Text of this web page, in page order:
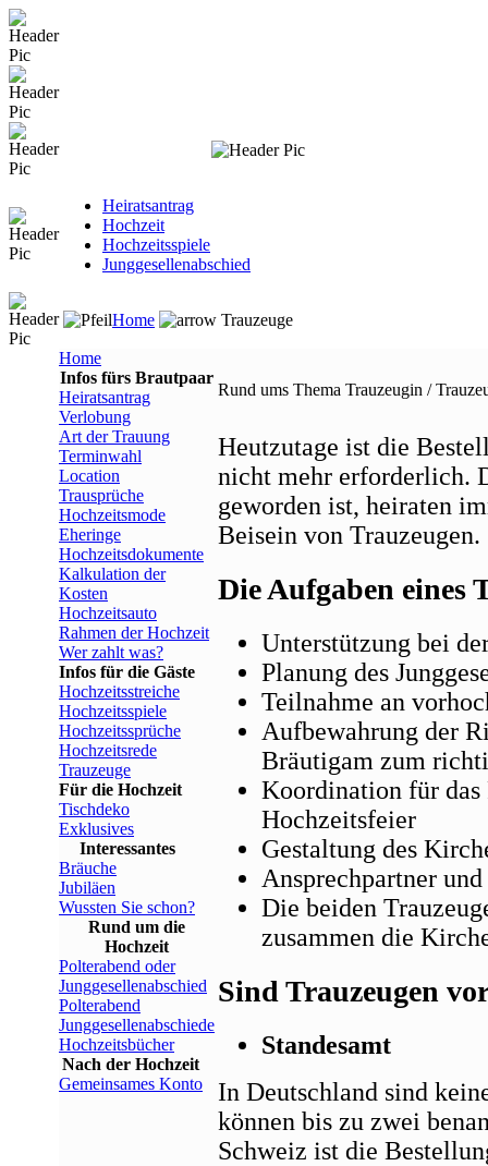
Heiratsantrag
Hochzeit
Hochzeitsspiele
Junggesellenabschied
Home Trauzeuge
Home
Infos fürs Brautpaar
Heiratsantrag
Verlobung
Art der Trauung
Terminwahl
Location
Trausprüche
Hochzeitsmode
Eheringe
Hochzeitsdokumente
Kalkulation der
Kosten
Hochzeitsauto
Rahmen der Hochzeit
Wer zahlt was?
Infos für die Gäste
Hochzeitsstreiche
Hochzeitsspiele
Hochzeitssprüche
Hochzeitsrede
Trauzeuge
Für die Hochzeit
Tischdeko
Exklusives
Interessantes
Bräuche
Jubiläen
Wussten Sie schon?
Rund um die
Hochzeit
Polterabend oder
Junggesellenabschied
Polterabend
Junggesellenabschiede
Hochzeitsbücher
Nach der Hochzeit
Gemeinsames Konto
Rund ums Thema Trauzeugin /
Heutzutage ist die
nicht mehr erforderlich.
geworden ist, heiraten
Beisein von Trauzeugen.
Die Aufgaben eines
Unterstützung bei
Planung des
Teilnahme an
Aufbewahrung der
Bräutigam zum
Koordination für das
Hochzeitsfeier
Gestaltung des
Ansprechpartner
Die beiden
zusammen die
Sind Trauzeugen
Standesamt
In Deutschland sind
können bis zu zwei
Schweiz ist die